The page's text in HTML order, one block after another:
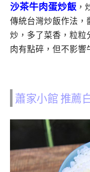
沙茶牛肉蛋炒飯 ，
傳統台灣炒飯作法，
炒，多了菜香，粒粒
肉有點碎，但不影響
蕭家小館 推薦